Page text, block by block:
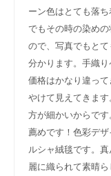
ーン色はとても落
でもその時の染め
ので、写真でもと
分かります。手織
価格はかなり違っ
やけて見えてきま
方が細かいからで
薦めです！色彩デ
ルシャ絨毯です。
麗に織られて素晴